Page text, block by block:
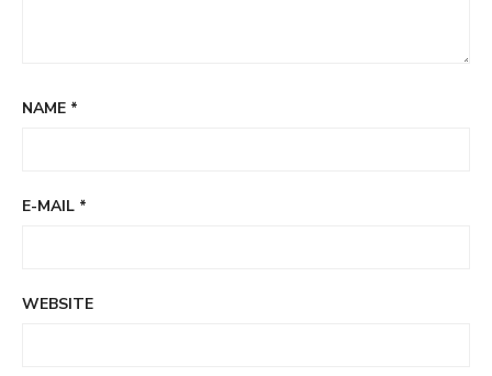
NAME *
E-MAIL *
WEBSITE